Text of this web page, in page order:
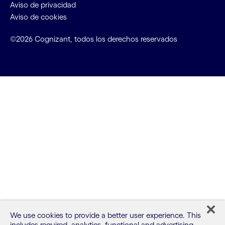
Aviso de privacidad
Aviso de cookies
©2026 Cognizant, todos los derechos reservados
We use cookies to provide a better user experience. This